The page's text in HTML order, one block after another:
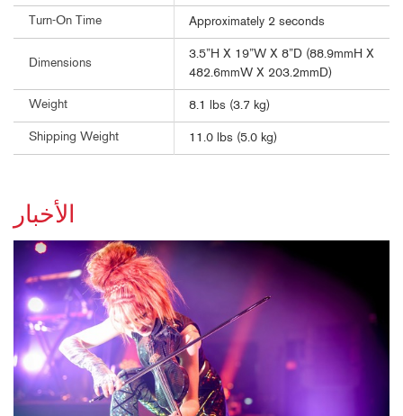
Turn-On Time Approximately 2 seconds
Dimensions
3.5”H X 19”W X 8”D (88.9mmH X
482.6mmW X 203.2mmD)
Weight 8.1 lbs (3.7 kg)
Shipping Weight 11.0 lbs (5.0 kg)
الأخبار